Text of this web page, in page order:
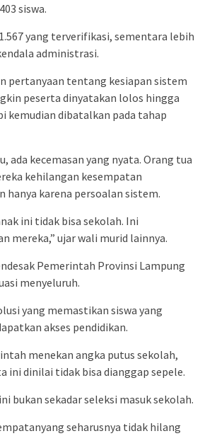
siswa.
yang terverifikasi, sementara lebih
administrasi.
pertanyaan tentang kesiapan sistem
peserta dinyatakan lolos hingga
kemudian dibatalkan pada tahap
ada kecemasan yang nyata. Orang tua
kehilangan kesempatan
hanya karena persoalan sistem.
ini tidak bisa sekolah. Ini
mereka,” ujar wali murid lainnya.
Pemerintah Provinsi Lampung
menyeluruh.
yang memastikan siswa yang
akses pendidikan.
menekan angka putus sekolah,
ini dinilai tidak bisa dianggap sepele.
bukan sekadar seleksi masuk sekolah.
seharusnya tidak hilang